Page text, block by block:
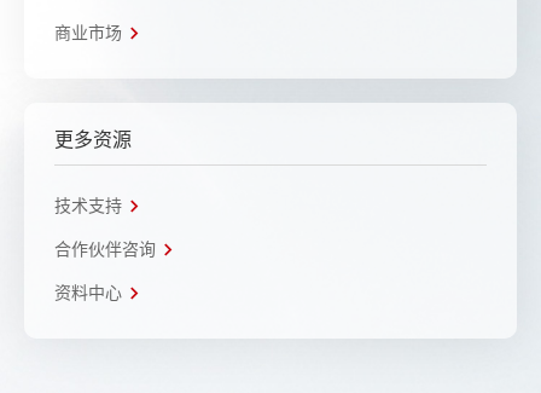
商业市场
更多资源
技术支持
合作伙伴咨询
资料中心